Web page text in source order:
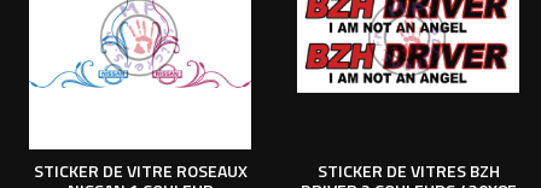
STICKER DE VITRE ROSEAUX STICKER DE VITRES BZH